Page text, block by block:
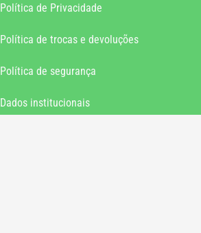
Política de Privacidade
Política de trocas e devoluções
Política de segurança
Dados institucionais